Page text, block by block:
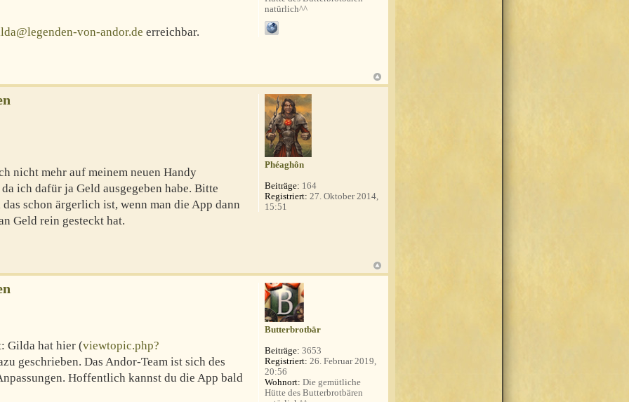
von-andor.de erreichbar.
natürlich^^
nicht mehr auf meinem neuen Handy
ich dafür ja Geld ausgegeben habe. Bitte
schon ärgerlich ist, wenn man die App dann
Geld rein gesteckt hat.
Phéaghôn
Beiträge: 164
Registriert: 27. Oktober 2014,
15:51
Gilda hat hier (viewtopic.php?
geschrieben. Das Andor-Team ist sich des
Hoffentlich kannst du die App bald
Butterbrotbär
Beiträge: 3653
Registriert: 26. Februar 2019,
20:56
Wohnort: Die gemütliche
Hütte des Butterbrotbären